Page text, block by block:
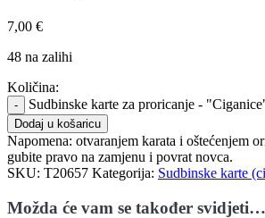
7,00 €
48 na zalihi
Količina:
Sudbinske karte za proricanje -
Dodaj u košaricu
Napomena: otvaranjem karata i oštećenjem
gubite pravo na zamjenu i povrat novca.
SKU: T20657 Kategorija: Sudbinske karte
Možda će vam se također svidjeti…